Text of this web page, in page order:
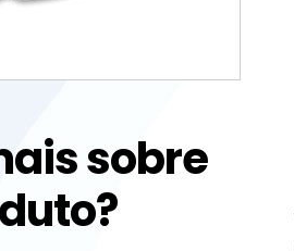
sobre